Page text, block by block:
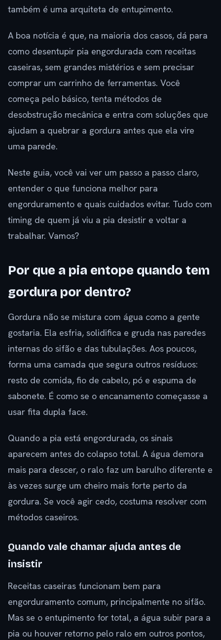
também é uma arquiteta de entupimento.
A boa notícia é que, na maioria dos casos, dá para
como desentupir pia engordurada com receitas
caseiras, sem grandes mistérios e sem precisar
comprar um carrinho de ferramentas. Você
começa pelo básico, tenta métodos de
desobstrução mecânica e entra com soluções que
ajudam a quebrar a gordura antes que ela vire
uma parede.
Neste guia, você vai ver um passo a passo claro,
entender o que funciona melhor para
engorduramento e quais cuidados evitar. Tudo com
timing de quem já viu a pia desistir e voltar a
trabalhar. Vamos?
Por que a pia entope quando tem
gordura por dentro?
Gordura não se mistura com água como a gente
gostaria. Ela esfria, solidifica e gruda nas paredes
internas do sifão e das tubulações. Aos poucos,
forma uma camada que segura outros resíduos:
resto de comida, fio de cabelo, pó e espuma de
sabonete. É como se o encanamento começasse a
usar fita dupla face.
Quando a pia está engordurada, os sinais
aparecem antes do colapso total. A água demora
mais para descer, o ralo faz um barulho diferente e
às vezes surge um cheiro mais forte perto da
gordura. Se você agir cedo, costuma resolver com
métodos caseiros.
Quando vale chamar ajuda antes de
insistir
Receitas caseiras funcionam bem para
engorduramento comum, principalmente no sifão.
Mas se o entupimento for total, a água subir para a
pia ou houver retorno pelo ralo em outros pontos,